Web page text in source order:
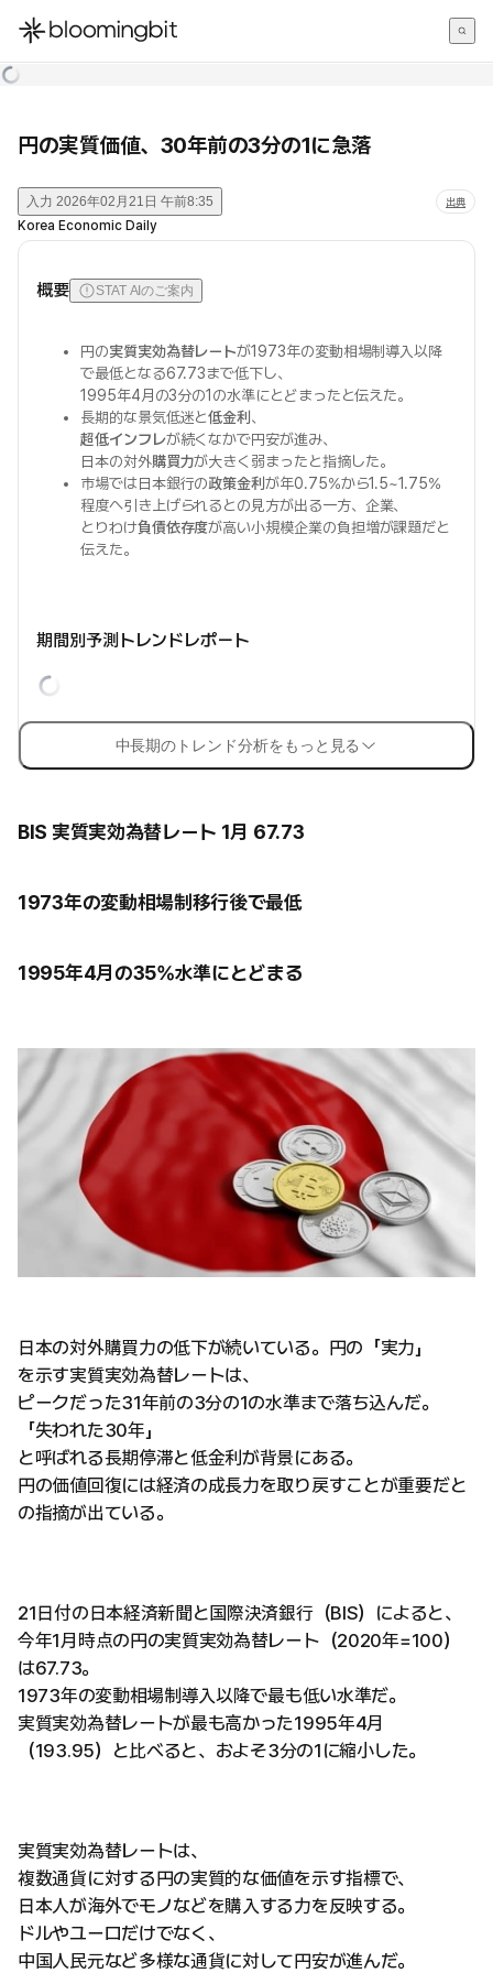
한국어
円の実質価値、30年前の3分の1に急落
入力 2026年02月21日 午前8:35 出典
Korea Economic Daily
概要 STAT AIのご案内
円の実質実効為替レートが1973年の変動相場制導入以降
で最低となる67.73まで低下し、
1995年4月の3分の1の水準にとどまったと伝えた。
長期的な景気低迷と低金利 、
超低インフレが続くなかで円安が進み、
日本の対外購買力が大きく弱まったと指摘した。
市場では日本銀行の政策金利が年0.75%から1.5~1.75%
程度へ引き上げられるとの見方が出る一方、企業、
とりわけ負債依存度が高い小規模企業の負担増が課題だと
伝えた。
期間別予測トレンドレポート
中長期のトレンド分析をもっと見る
BIS 実質実効為替レート 1月 67.73
1973年の変動相場制移行後で最低
1995年4月の35%水準にとどまる
日本の対外購買力の低下が続いている。円の「実力」
を示す実質実効為替レートは、
ピークだった31年前の3分の1の水準まで落ち込んだ。
「失われた30年」
と呼ばれる長期停滞と低金利が背景にある。
円の価値回復には経済の成長力を取り戻すことが重要だと
の指摘が出ている。
21日付の日本経済新聞と国際決済銀行（BIS）によると、
今年1月時点の円の実質実効為替レート（2020年=100）
は67.73。
1973年の変動相場制導入以降で最も低い水準だ。
実質実効為替レートが最も高かった1995年4月
（193.95）と比べると、およそ3分の1に縮小した。
実質実効為替レートは、
複数通貨に対する円の実質的な価値を示す指標で、
日本人が海外でモノなどを購入する力を反映する。
ドルやユーロだけでなく、
中国人民元など多様な通貨に対して円安が進んだ。